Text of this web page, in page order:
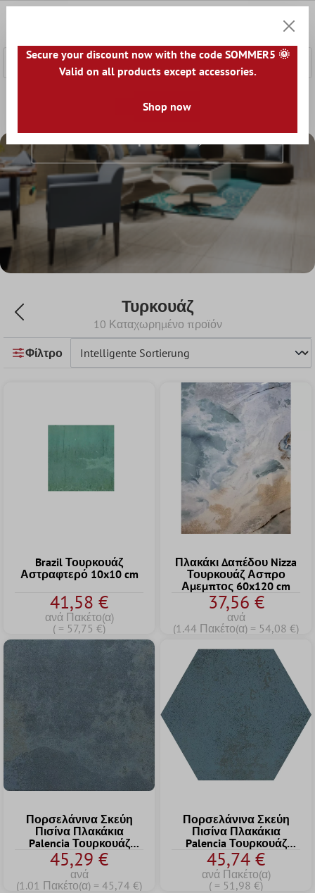
Πλακάκια Δαπέδου Χρώμα
Τυρκουάζ
Τυρκουάζ
10 Καταχωρημένο προϊόν
Φίλτρο
Brazil Τουρκουάζ
Αστραφτερό 10x10 cm
41,58 €
ανά Πακέτο(α)
( = 57,75 €)
Πλακάκι Δαπέδου Nizza
Τουρκουάζ Ασπρο
Αμεμπτος 60x120 cm
37,56 €
ανά
(1.44 Πακέτο(α) = 54,08 €)
Πορσελάνινα Σκεύη
Πισίνα Πλακάκια
Palencia Τουρκουάζ
Tετράγωνο 22,5
45,29 €
ανά
(1.01 Πακέτο(α) = 45,74 €)
Πορσελάνινα Σκεύη
Πισίνα Πλακάκια
Palencia Τουρκουάζ
Εξάγωνο
45,74 €
ανά Πακέτο(α)
( = 51,98 €)
Secure your discount now with the code SOMMER5 🌞
Valid on all products except accessories.
Shop now